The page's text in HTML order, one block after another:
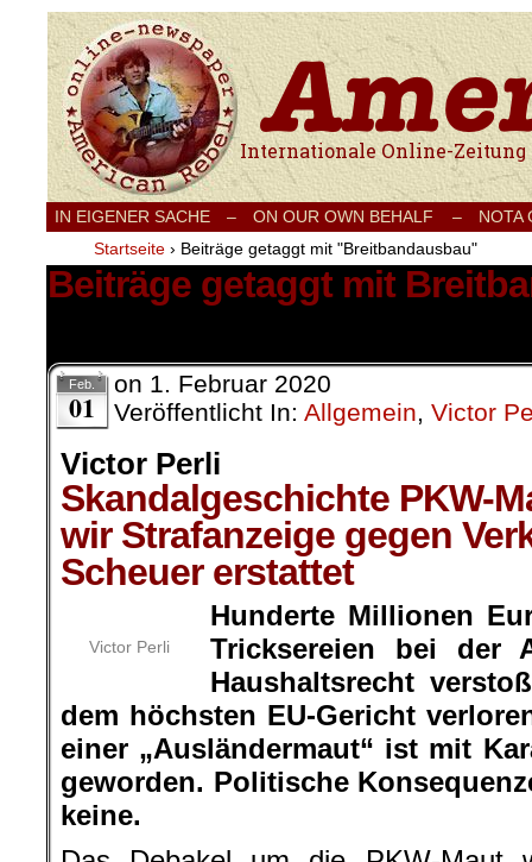
Internationale Onlinezeitung für Frieden,
IN EIGENER SACHE – ON OUR OWN BEHALF –
NOTA
Startseite › Beiträge getaggt mit "Breitbandausbau"
Beiträge getaggt mit
Feb.
01
on 1. Februar 2020
Veröffentlicht In: Allgemein, Victor
Victor Perli
Skandalgeschichte PKW-
wir Strafanzeige gegen
Scheuer erstattet
Victor Perli
Hunderte Millionen
Tricksereien bei der
Haushaltsrecht
dem höchsten EU-Gericht
einer „Ausländermaut“ ist mit
geworden. Politische
keine.